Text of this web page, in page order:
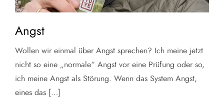
Angst
Wollen wir einmal über Angst sprechen? Ich meine jetzt
nicht so eine „normale“ Angst vor eine Prüfung oder so,
ich meine Angst als Störung. Wenn das System Angst,
eines das […]